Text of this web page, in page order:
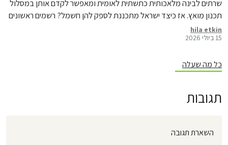
שרתים לבינה מלאכותית כתשתית לאומית ומאפשר לקדם אותן במסלול
תכנון מואץ. אז כיצד ישראל מתכננת לספק להן חשמל? רשמים ראשונים
מדיון מקצועי בנושא
hila etkin
15 ביולי 2026
כל מה שעלה
תגובות
השארת תגובה